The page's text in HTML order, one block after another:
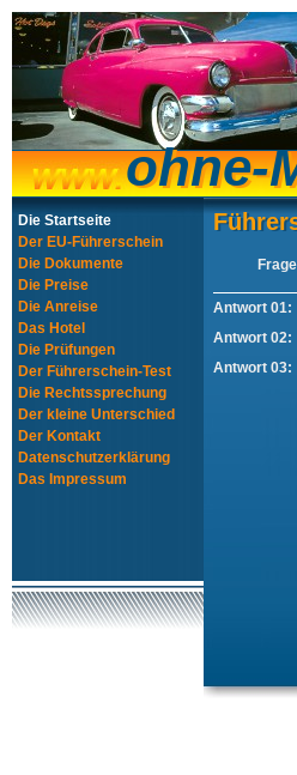
ohne-
ohne-
Die Startseite
Der EU-Führerschein
Die Dokumente
Die Preise
Die Anreise
Das Hotel
Die Prüfungen
Der Führerschein-Test
Die Rechtssprechung
Der kleine Unterschied
Der Kontakt
Datenschutzerklärung
Das Impressum
Antwort 01:
Antwort 02:
Antwort 03: